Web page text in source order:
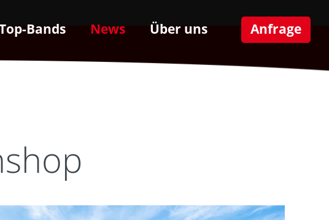
Bands News Über uns Anfrage